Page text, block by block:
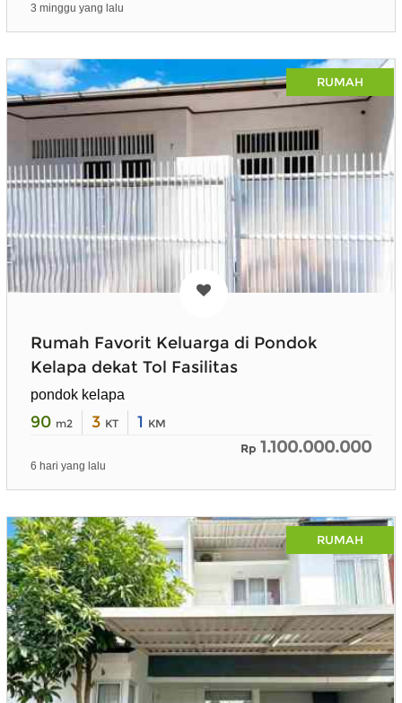
3 minggu yang lalu
RUMAH
Rumah Favorit Keluarga di Pondok
Kelapa dekat Tol Fasilitas
pondok kelapa
90 m2 3 KT 1 KM
Rp 1.100.000.000
6 hari yang lalu
RUMAH